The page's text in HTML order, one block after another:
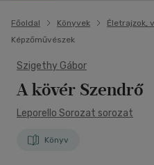
Főoldal Könyvek
Életrajzok,
Képzőművészek
Szigethy Gábor
A kövér Szendrő
Leporello Sorozat sorozat
Könyv